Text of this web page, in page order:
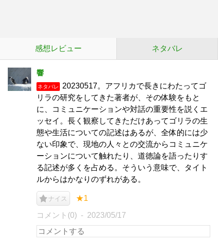
感想レビュー ネタバレ
響
ネタバレ
20230517。アフリカで長きにわたってゴ
リラの研究をしてきた著者が、その体験をもと
に、コミュニケーションや対話の重要性を説くエ
ッセイ。長く観察してきただけあってゴリラの生
態や生活についての記述はあるが、全体的には少
ない印象で、現地の人々との交流からコミュニケ
ーションについて触れたり、道徳論を語ったりす
る記述が多くを占める。そういう意味で、タイト
ルからはかなりのずれがある。
ナイス ★1
コメント(0) 2023/05/17